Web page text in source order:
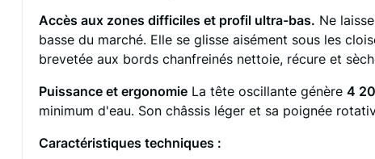
Accès aux zones difficiles et profil ultra-bas. Ne
basse du marché. Elle se glisse aisément sous les
brevetée aux bords chanfreinés nettoie, récure et
Puissance et ergonomie La tête oscillante génère 4
minimum d'eau. Son châssis léger et sa poignée
Caractéristiques techniques :